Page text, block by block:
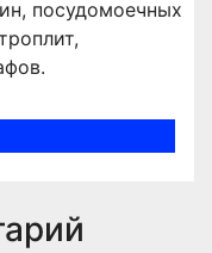
посудомоечных